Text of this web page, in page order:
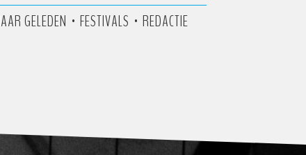
GELEDEN • FESTIVALS • REDACTIE